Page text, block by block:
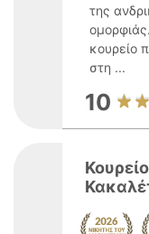
της
κουρείο
στη ...
10